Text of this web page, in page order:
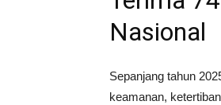
Nasional
Sepanjang tahun
keamanan,